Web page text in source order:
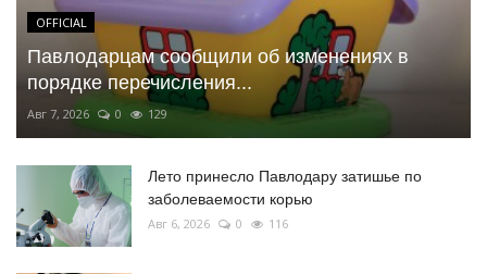
OFFICIAL
Павлодарцам сообщили об изменениях в
порядке перечисления...
Авг 7, 2026 0 129
Лето принесло Павлодару затишье по
заболеваемости корью
Авг 6, 2026 0 116